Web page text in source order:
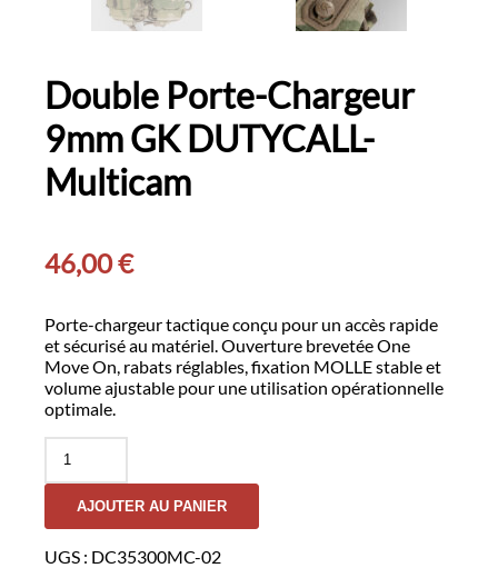
Double Porte-Chargeur
9mm GK DUTYCALL-
Multicam
46,00€
Porte-chargeur tactique conçu pour un accès rapide
et sécurisé au matériel. Ouverture brevetée One
Move On, rabats réglables, fixation MOLLE stable et
volume ajustable pour une utilisation opérationnelle
optimale.
quantité
Double
Porte-
Chargeur
9mm
AJOUTER AU PANIER
UGS : DC35300MC-02